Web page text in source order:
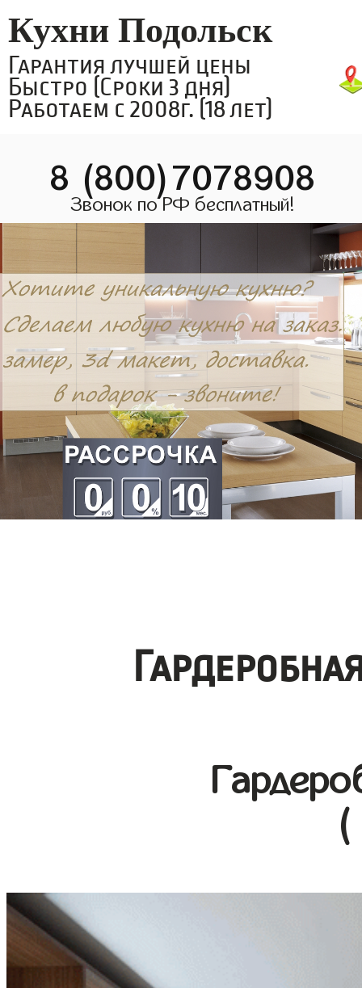
Кухни Подольск
Гарантия лучшей цены
Быстро (Сроки 3 дня)
Работаем с 2008г. (18 лет)
8 (800)7078908
Звонок по РФ бесплатный!
(